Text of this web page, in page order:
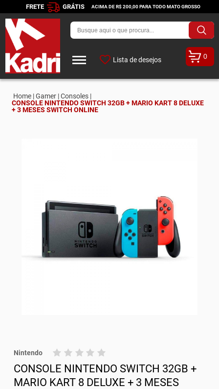
FRETE GRÁTIS ACIMA DE R$ 200,00 PARA TODO MATO GROSSO
Lista de desejos 0
Home |Gamer |Consoles |
CONSOLE NINTENDO SWITCH 32GB + MARIO KART 8 DELUXE
+ 3 MESES SWITCH ONLINE
Nintendo
CONSOLE NINTENDO SWITCH 32GB +
MARIO KART 8 DELUXE + 3 MESES